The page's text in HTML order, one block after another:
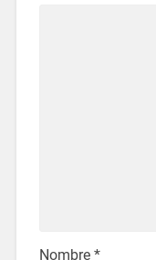
Nombre *